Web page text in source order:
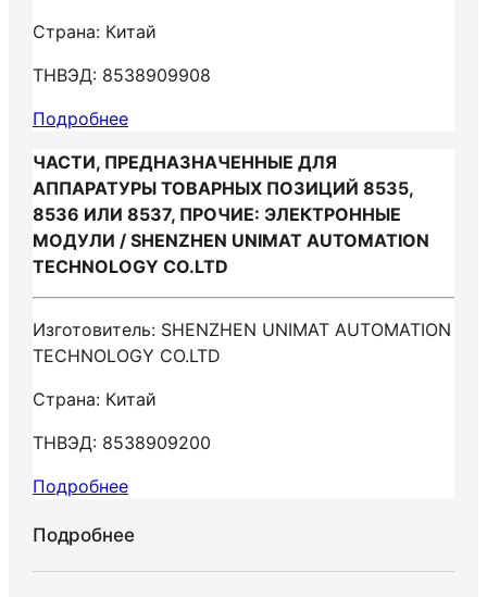
Страна: Китай
ТНВЭД: 8538909908
Подробнее
ЧАСТИ, ПРЕДНАЗНАЧЕННЫЕ ДЛЯ
АППАРАТУРЫ ТОВАРНЫХ ПОЗИЦИЙ 8535,
8536 ИЛИ 8537, ПРОЧИЕ: ЭЛЕКТРОННЫЕ
МОДУЛИ / SHENZHEN UNIMAT AUTOMATION
TECHNOLOGY CO.LTD
Изготовитель: SHENZHEN UNIMAT AUTOMATION
TECHNOLOGY CO.LTD
Страна: Китай
ТНВЭД: 8538909200
Подробнее
Подробнее